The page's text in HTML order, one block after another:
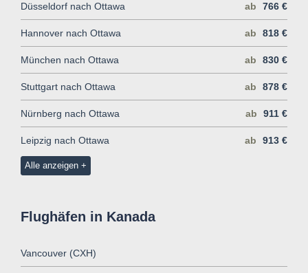
Düsseldorf nach Ottawa ab 766 €
Hannover nach Ottawa ab 818 €
München nach Ottawa ab 830 €
Stuttgart nach Ottawa ab 878 €
Nürnberg nach Ottawa ab 911 €
Leipzig nach Ottawa ab 913 €
Alle anzeigen
Flughäfen in Kanada
Vancouver (CXH)